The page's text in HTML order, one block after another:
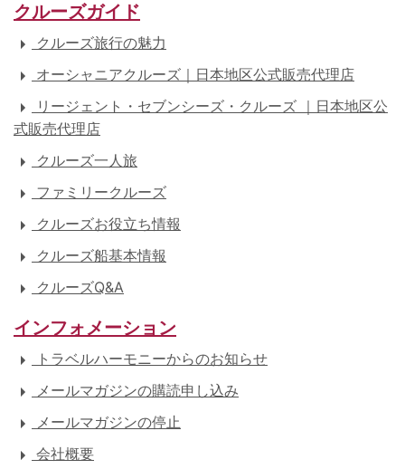
クルーズガイド
クルーズ旅行の魅力
オーシャニアクルーズ｜日本地区公式販売代理店
リージェント・セブンシーズ・クルーズ ｜日本地区公
式販売代理店
クルーズ一人旅
ファミリークルーズ
クルーズお役立ち情報
クルーズ船基本情報
クルーズQ&A
インフォメーション
トラベルハーモニーからのお知らせ
メールマガジンの購読申し込み
メールマガジンの停止
会社概要